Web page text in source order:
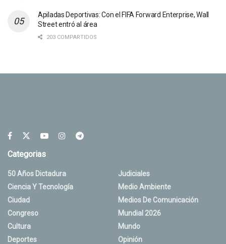
Apiladas Deportivas: Con el FIFA Forward Enterprise, Wall
Street entró al área
203 COMPARTIDOS
Categorias
50 Años Dictadura
Ciencia Y Tecnología
Ciudad
Congreso
Cultura
Deportes
Judiciales
Medio Ambiente
Medios De Comunicación
Mundial 2026
Mundo
Opinión